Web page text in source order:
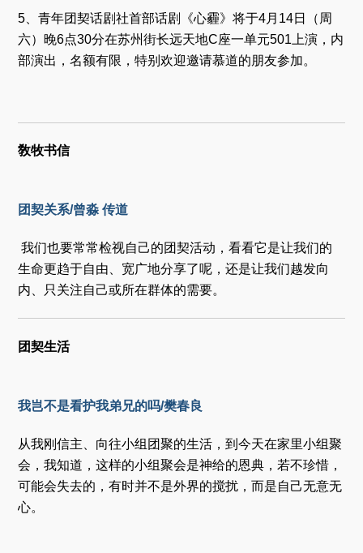
5、青年团契话剧社首部话剧《心霾》将于4月14日（周
六）晚6点30分在苏州街长远天地C座一单元501上演，内
部演出，名额有限，特别欢迎邀请慕道的朋友参加。
敎牧书信
团契关系/曾淼 传道
我们也要常常检视自己的团契活动，看看它是让我们的
生命更趋于自由、宽广地分享了呢，还是让我们越发向
内、只关注自己或所在群体的需要。
团契生活
我岂不是看护我弟兄的吗/樊春良
从我刚信主、向往小组团聚的生活，到今天在家里小组聚
会，我知道，这样的小组聚会是神给的恩典，若不珍惜，
可能会失去的，有时并不是外界的搅扰，而是自己无意无
心。